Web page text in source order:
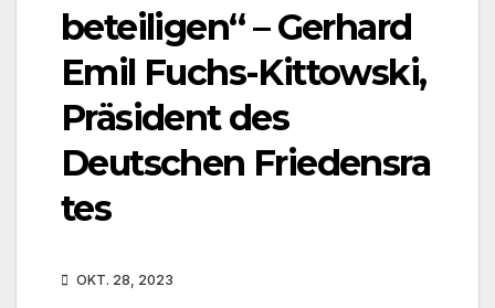
beteiligen“ – Gerhard
Emil Fuchs-Kittowski,
Präsident des
Deutschen Friedensra
tes
OKT. 28, 2023